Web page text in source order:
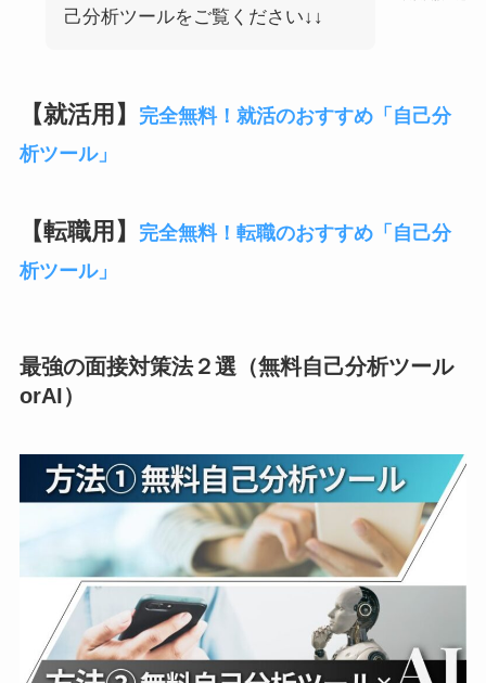
己分析ツールをご覧ください↓↓
【就活用】
完全無料！就活のおすすめ「自己分
析ツール」
【転職用】
完全無料！転職のおすすめ「自己分
析ツール」
最強の面接対策法２選（無料自己分析ツール
orAI）